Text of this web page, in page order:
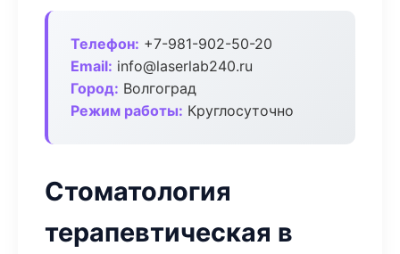
Телефон: +7-981-902-50-20
Email: info@laserlab240.ru
Город: Волгоград
Режим работы: Круглосуточно
Стоматология
терапевтическая в